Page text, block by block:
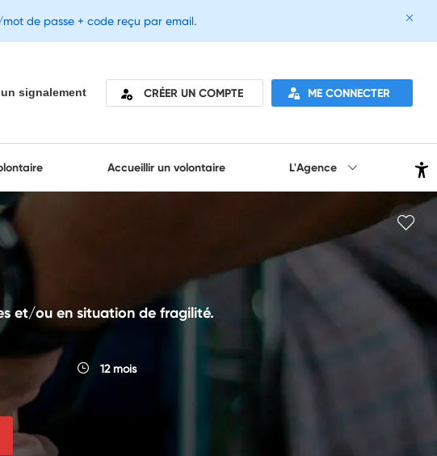
signalement CRÉER UN COMPTE ME CONNECTER
Accueillir un volontaire L'Agence
et/ou en situation de fragilité.
12 mois
de passe + code reçu par email.